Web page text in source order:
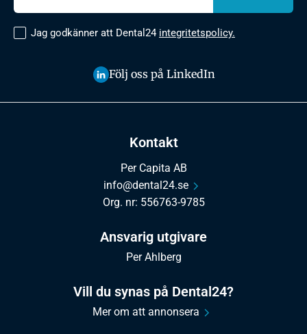
Kontakt
Per Capita AB
info@dental24.se
Org. nr: 556763-9785
Ansvarig utgivare
Per Ahlberg
Vill du synas på Dental24?
Mer om att annonsera
Jag godkänner att Dental24 integritetspolicy.
Följ oss på LinkedIn